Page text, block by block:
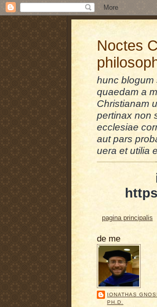
Noctes
hunc blogum
quaedam a
Christianam
pertinax non
ecclesiae
aut pars
uera et utilia
pagina principalis
de me
IONATHAS
PH.D.